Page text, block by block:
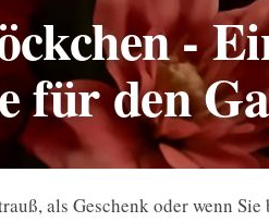
-
für den
als Geschenk oder wenn Sie